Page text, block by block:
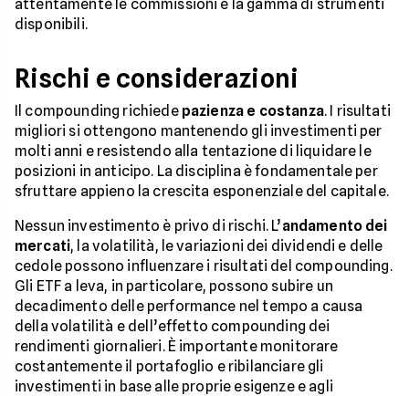
attentamente le commissioni e la gamma di strumenti
disponibili.
Rischi e considerazioni
Il compounding richiede pazienza e costanza. I risultati
migliori si ottengono mantenendo gli investimenti per
molti anni e resistendo alla tentazione di liquidare le
posizioni in anticipo. La disciplina è fondamentale per
sfruttare appieno la crescita esponenziale del capitale.
Nessun investimento è privo di rischi. L’andamento dei
mercati, la volatilità, le variazioni dei dividendi e delle
cedole possono influenzare i risultati del compounding.
Gli ETF a leva, in particolare, possono subire un
decadimento delle performance nel tempo a causa
della volatilità e dell’effetto compounding dei
rendimenti giornalieri. È importante monitorare
costantemente il portafoglio e ribilanciare gli
investimenti in base alle proprie esigenze e agli